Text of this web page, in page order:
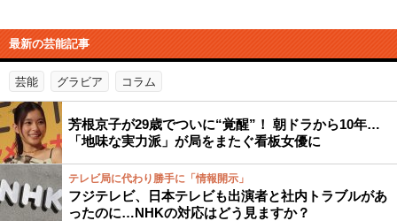
最新の芸能記事
芸能 グラビア コラム
芳根京子が29歳でついに“覚醒”！ 朝ドラから10年…
「地味な実力派」が局をまたぐ看板女優に
テレビ局に代わり勝手に「情報開示」
フジテレビ、日本テレビも出演者と社内トラブルがあ
ったのに…NHKの対応はどう見ますか？